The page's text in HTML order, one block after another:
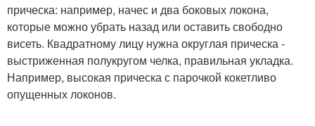
прическа: например, начес и два боковых локона,
которые можно убрать назад или оставить свободно
висеть. Квадратному лицу нужна округлая прическа -
выстриженная полукругом челка, правильная укладка.
Например, высокая прическа с парочкой кокетливо
опущенных локонов.